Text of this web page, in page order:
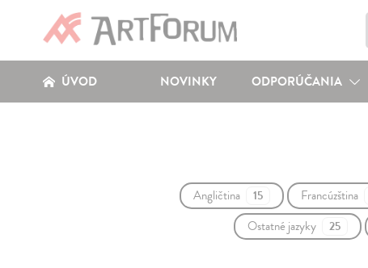
ÚVOD NOVINKY ODPORÚČANIA
Angličtina 15 Francúzština
Ostatné jazyky 25